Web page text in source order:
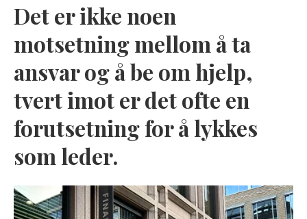
Det er ikke noen
motsetning mellom å ta
ansvar og å be om hjelp,
tvert imot er det ofte en
forutsetning for å lykkes
som leder.